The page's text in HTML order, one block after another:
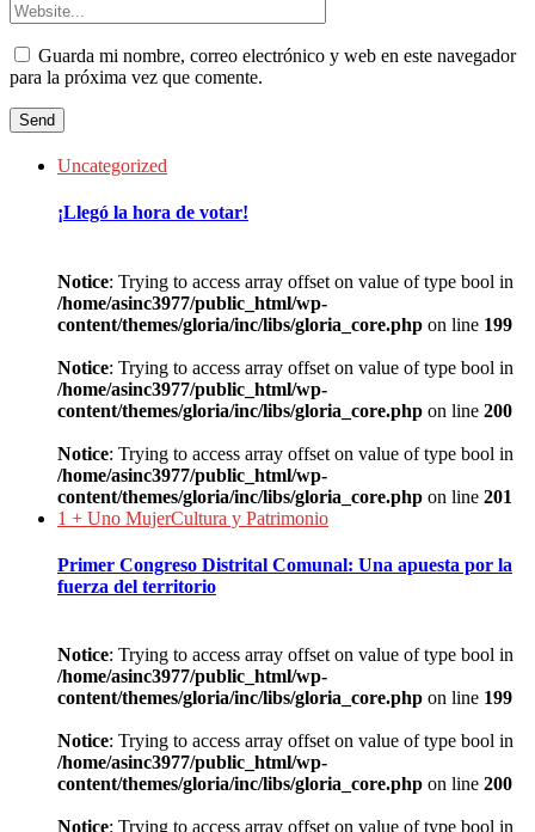
Guarda mi nombre, correo electrónico y web en este navegador
para la próxima vez que comente.
Uncategorized
¡Llegó la hora de votar!
Notice: Trying to access array offset on value of type bool in
/home/asinc3977/public_html/wp-
content/themes/gloria/inc/libs/gloria_core.php on line 199
Notice: Trying to access array offset on value of type bool in
/home/asinc3977/public_html/wp-
content/themes/gloria/inc/libs/gloria_core.php on line 200
Notice: Trying to access array offset on value of type bool in
/home/asinc3977/public_html/wp-
content/themes/gloria/inc/libs/gloria_core.php on line 201
1 + Uno MujerCultura y Patrimonio
Primer Congreso Distrital Comunal: Una apuesta por la
fuerza del territorio
Notice: Trying to access array offset on value of type bool in
/home/asinc3977/public_html/wp-
content/themes/gloria/inc/libs/gloria_core.php on line 199
Notice: Trying to access array offset on value of type bool in
/home/asinc3977/public_html/wp-
content/themes/gloria/inc/libs/gloria_core.php on line 200
Notice: Trying to access array offset on value of type bool in